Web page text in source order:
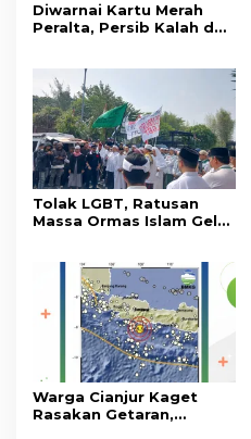
Diwarnai Kartu Merah
Peralta, Persib Kalah dari
Tolak LGBT, Ratusan
Massa Ormas Islam Gelar
Warga Cianjur Kaget
Rasakan Getaran,